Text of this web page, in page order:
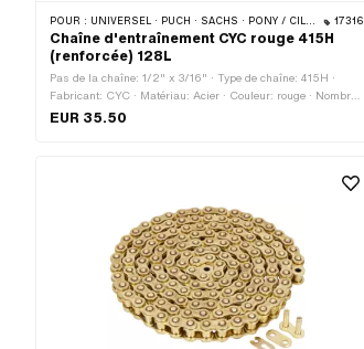
POUR : UNIVERSEL · PUCH · SACHS · PONY / CILO (BÊTA 521 & 512) · ZÜNDAPP BELMONDO · TOMOS · BYE BIKE 17316
Chaîne d'entraînement CYC rouge 415H
(renforcée) 128L
Pas de la chaîne: 1/2" x 3/16" · Type de chaîne: 415H ·
Fabricant: CYC · Matériau: Acier · Couleur: rouge · Nombre
de maillons: 128 pcs · Circonférence de roulement: 1626
EUR 35.50